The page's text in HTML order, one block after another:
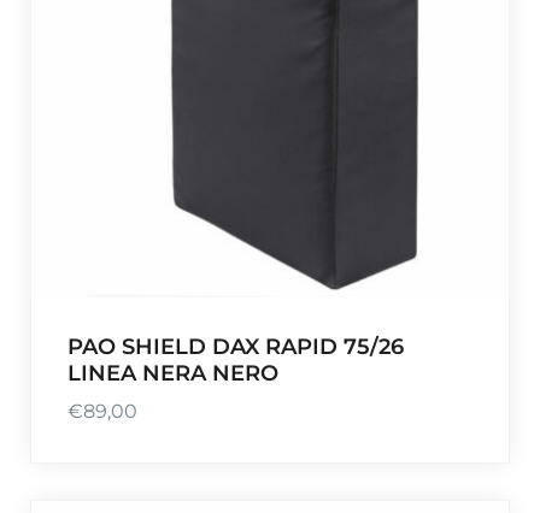
PAO SHIELD DAX RAPID 75/26
LINEA NERA NERO
€89,00